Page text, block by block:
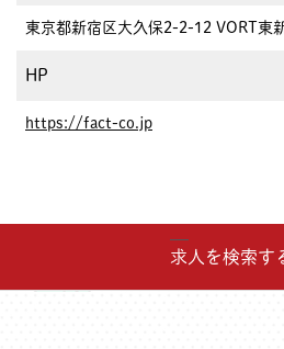
東京都新宿区大久保2-2-12 VORT東
HP
https://fact-co.jp
求人を検索す